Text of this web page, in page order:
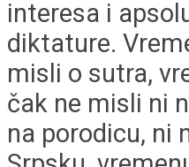
interesa i
diktature.
misli o sutra,
čak ne misli ni
na porodicu, ni